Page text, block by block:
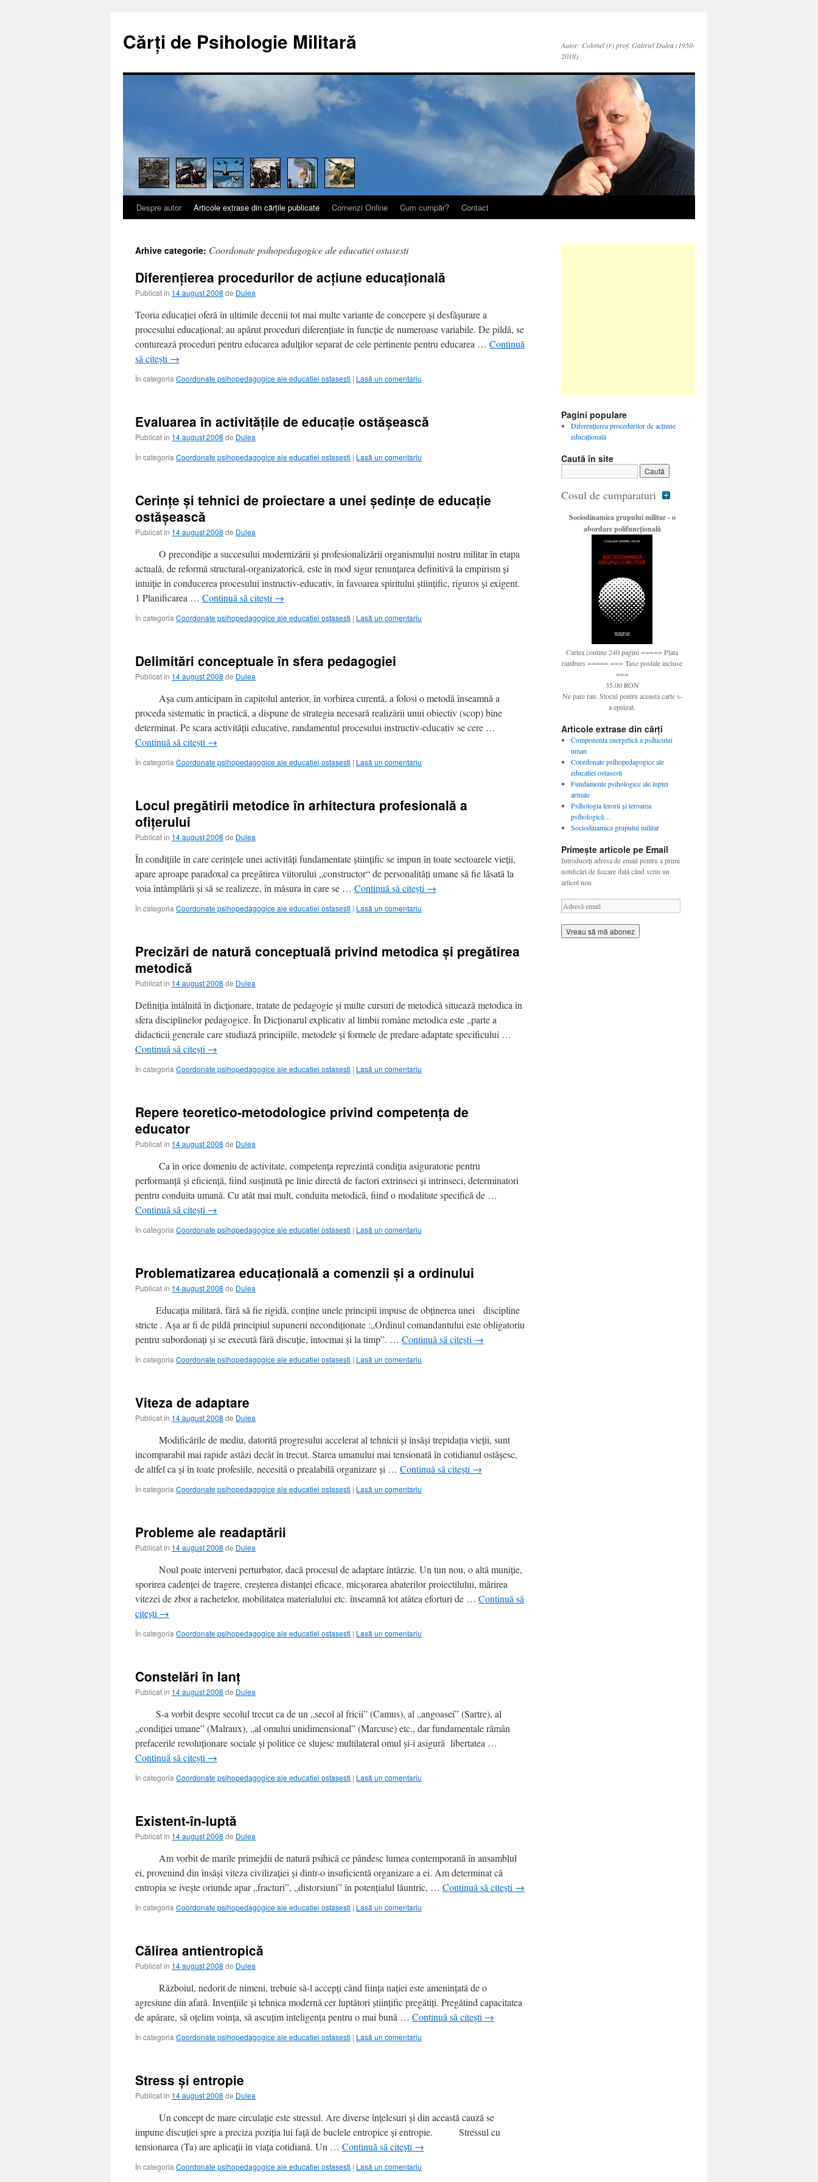
Cărți de Psihologie Militară
Autor: Colonel (r) prof. Gabriel Dulea (1950-
2018)
Sari
conținut
Despre autor Articole extrase din cărțile publicate Comenzi Online Cum cumpăr? Contact
Arhive categorie: Coordonate psihopedagogice ale educatiei ostasesti
Diferenţierea procedurilor de acţiune educaţională
Publicat în 14 august 2008 de Dulea
Teoria educaţiei oferă în ultimile decenii tot mai multe variante de concepere şi desfăşurare a
procesului educaţional; au apărut proceduri diferenţiate în funcţie de numeroase variabile. De pildă, se
conturează proceduri pentru educarea adulţilor separat de cele pertinente pentru educarea … Continuă
să citești →
În categoria Coordonate psihopedagogice ale educatiei ostasesti | Lasă un comentariu
Evaluarea în activităţile de educaţie ostăşească
Publicat în 14 august 2008 de Dulea
În categoria Coordonate psihopedagogice ale educatiei ostasesti | Lasă un comentariu
Cerințe și tehnici de proiectare a unei ședințe de educație
ostășească
Publicat în 14 august 2008 de Dulea
O precondiție a succesului modernizării și profesionalizării organismului nostru militar în etapa
actuală, de reformă structural-organizatorică, este în mod sigur renunțarea definitivă la empirism și
intuiție în conducerea procesului instructiv-educativ, în favoarea spiritului științific, riguros și exigent.
1 Planificarea … Continuă să citești →
În categoria Coordonate psihopedagogice ale educatiei ostasesti | Lasă un comentariu
Delimitări conceptuale în sfera pedagogiei
Publicat în 14 august 2008 de Dulea
Aşa cum anticipam în capitolul anterior, în vorbirea curentă, a folosi o metodă înseamnă a
proceda sistematic în practică, a dispune de strategia necesară realizării unui obiectiv (scop) bine
determinat. Pe scara activității educative, randamentul procesului instructiv-educativ se cere …
Continuă să citești →
În categoria Coordonate psihopedagogice ale educatiei ostasesti | Lasă un comentariu
Locul pregătirii metodice în arhitectura profesională a
ofiţerului
Publicat în 14 august 2008 de Dulea
În condiţiile în care cerinţele unei activităţi fundamentate ştiinţific se impun în toate sectoarele vieţii,
apare aproape paradoxal ca pregătirea viitorului „constructor“ de personalităţi umane să fie lăsată la
voia întâmplării şi să se realizeze, în măsura în care se … Continuă să citești →
În categoria Coordonate psihopedagogice ale educatiei ostasesti | Lasă un comentariu
Precizări de natură conceptuală privind metodica şi pregătirea
metodică
Publicat în 14 august 2008 de Dulea
Definiţia întâlnită în dicţionare, tratate de pedagogie şi multe cursuri de metodică situează metodica în
sfera disciplinelor pedagogice. În Dicţionarul explicativ al limbii române metodica este „parte a
didacticii generale care studiază principiile, metodele şi formele de predare adaptate specificului …
Continuă să citești →
În categoria Coordonate psihopedagogice ale educatiei ostasesti | Lasă un comentariu
Repere teoretico-metodologice privind competenţa de
educator
Publicat în 14 august 2008 de Dulea
Ca în orice domeniu de activitate, competenţa reprezintă condiţia asiguratorie pentru
performanţă şi eficienţă, fiind susţinută pe linie directă de factori extrinseci şi intrinseci, determinatori
pentru conduita umană. Cu atât mai mult, conduita metodică, fiind o modalitate specifică de …
Continuă să citești →
În categoria Coordonate psihopedagogice ale educatiei ostasesti | Lasă un comentariu
Problematizarea educaţională a comenzii şi a ordinului
Publicat în 14 august 2008 de Dulea
Educaţia militară, fără să fie rigidă, conţine unele principii impuse de obţinerea unei discipline
stricte . Aşa ar fi de pildă principiul supunerii necondiţionate :„Ordinul comandantului este obligatoriu
pentru subordonaţi şi se execută fără discuţie, întocmai şi la timp”. … Continuă să citești →
În categoria Coordonate psihopedagogice ale educatiei ostasesti | Lasă un comentariu
Viteza de adaptare
Publicat în 14 august 2008 de Dulea
Modificările de mediu, datorită progresului accelerat al tehnicii și însăși trepidația vieții, sunt
incomparabil mai rapide astăzi decât în trecut. Starea umanului mai tensionată în cotidianul ostăşesc,
de altfel ca şi în toate profesiile, necesită o prealabilă organizare şi … Continuă să citești →
În categoria Coordonate psihopedagogice ale educatiei ostasesti | Lasă un comentariu
Probleme ale readaptării
Publicat în 14 august 2008 de Dulea
Noul poate interveni perturbator, dacă procesul de adaptare întârzie. Un tun nou, o altă muniție,
sporirea cadenței de tragere, creșterea distanței eficace, micșorarea abaterilor proiectilului, mărirea
vitezei de zbor a rachetelor, mobilitatea materialului etc. înseamnă tot atâtea eforturi de … Continuă să
citești →
În categoria Coordonate psihopedagogice ale educatiei ostasesti | Lasă un comentariu
Constelări în lanţ
Publicat în 14 august 2008 de Dulea
S-a vorbit despre secolul trecut ca de un „secol al fricii” (Camus), al „angoasei” (Sartre), al
„condiţiei umane” (Malraux), „al omului unidimensional” (Marcuse) etc., dar fundamentale rămân
prefacerile revoluţionare sociale şi politice ce slujesc multilateral omul şi-i asigură libertatea …
Continuă să citești →
În categoria Coordonate psihopedagogice ale educatiei ostasesti | Lasă un comentariu
Existent-în-luptă
Publicat în 14 august 2008 de Dulea
Am vorbit de marile primejdii de natură psihică ce pândesc lumea contemporană în ansamblul
ei, provenind din însăşi viteza civilizaţiei şi dintr-o insuficientă organizare a ei. Am determinat că
entropia se iveşte oriunde apar „fracturi”, „distorsiuni” în potenţialul lăuntric, … Continuă să citești →
În categoria Coordonate psihopedagogice ale educatiei ostasesti | Lasă un comentariu
Călirea antientropică
Publicat în 14 august 2008 de Dulea
Războiul, nedorit de nimeni, trebuie să-l accepţi când fiinţa naţiei este ameninţată de o
agresiune din afară. Invenţiile şi tehnica modernă cer luptători ştiinţific pregătiţi. Pregătind capacitatea
de apărare, să oţelim voinţa, să ascuţim inteligenţa pentru o mai bună … Continuă să citești →
În categoria Coordonate psihopedagogice ale educatiei ostasesti | Lasă un comentariu
Stress şi entropie
Publicat în 14 august 2008 de Dulea
Un concept de mare circulație este stressul. Are diverse înțelesuri și din această cauză se
impune discuției spre a preciza poziția lui față de buclele entropice și entropie. Stressul cu
tensionarea (Ta) are aplicații în viața cotidiană. Un … Continuă să citești →
În categoria Coordonate psihopedagogice ale educatiei ostasesti | Lasă un comentariu
Pagini populare
Diferenţierea procedurilor de acţiune
educaţională
Caută în site
Cosul de cumparaturi
Sociodinamica grupului militar - o
abordare polifuncţională
Cartea contine 240 pagini ===== Plata
ramburs ===== === Taxe postale incluse
===
35.00 RON
Ne pare rau. Stocul pentru aceasta carte s-
a epuizat.
Articole extrase din cărți
Componenta energetică a psihicului
uman
Coordonate psihopedagogice ale
educatiei ostasesti
Fundamente psihologice ale luptei
armate
Psihologia terorii şi teroarea
psihologică…
Sociodinamica grupului militar
Primește articole pe Email
Introduceți adresa de email pentru a primi
notificări de fiecare dată când scriu un
articol nou
A
d
r
e